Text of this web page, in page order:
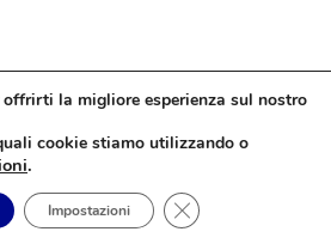
la migliore esperienza sul nostro
cookie stiamo utilizzando o
.
Impostazioni Close GDPR